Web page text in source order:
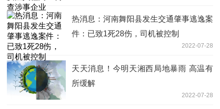
热消息：河南舞阳县发生交通肇事逃逸案
件：已致1死28伤，司机被控制
2022-07-28
天天消息！今明天湘西局地暴雨 高温有
所缓解
2022-07-28